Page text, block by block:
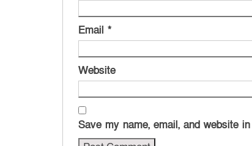
Email *
Website
Save my name, email, and website